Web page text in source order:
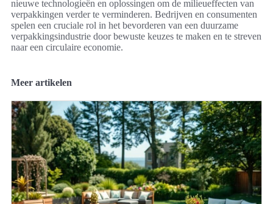
nieuwe technologieën en oplossingen om de milieueffecten van
verpakkingen verder te verminderen. Bedrijven en consumenten
spelen een cruciale rol in het bevorderen van een duurzame
verpakkingsindustrie door bewuste keuzes te maken en te streven
naar een circulaire economie.
Meer artikelen